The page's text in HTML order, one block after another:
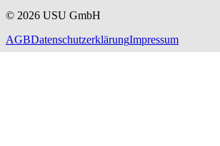
© 2026 USU GmbH
AGBDatenschutzerklärungImpressum